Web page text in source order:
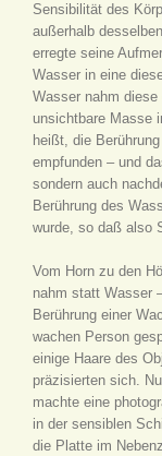
Sensibilität des
außerhalb
erregte seine
Wasser in eine
Wasser nahm
unsichtbare Masse
heißt, die
empfunden – und
sondern auch
Berührung des
wurde, so daß also
Vom Horn zu den
nahm statt Wasser
Berührung einer
wachen Person
einige Haare des
präzisierten sich.
machte eine
in der sensiblen
die Platte im